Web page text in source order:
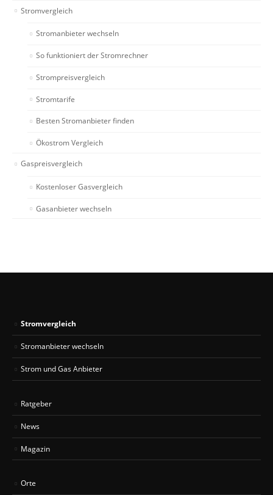
Stromvergleich
Stromanbieter wechseln
So funktioniert der Stromrechner
Strompreisvergleich
Stromtarife
Besten Stromanbieter finden
Ökostrom Vergleich
Gaspreisvergleich
Kostenloser Gasvergleich
Gasanbieter wechseln
Stromvergleich
Stromanbieter wechseln
Strom und Gas Anbieter
Ratgeber
News
Magazin
Orte